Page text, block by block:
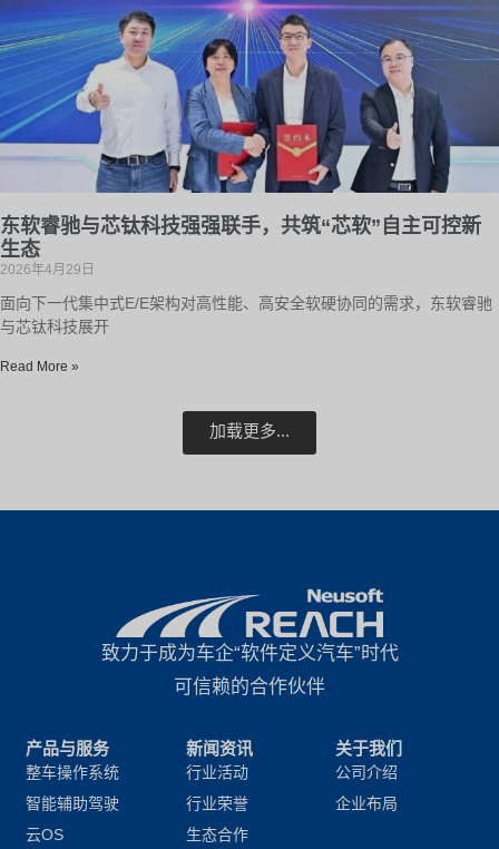
东软睿驰与芯钛科技强强联手，共筑“芯软”自主可控新
生态
2026年4月29日
面向下一代集中式E/E架构对高性能、高安全软硬协同的需求，东软睿驰
与芯钛科技展开
Read More »
加载更多...
致力于成为车企“软件定义汽车”时代
可信赖的合作伙伴
产品与服务
整车操作系统
智能辅助驾驶
云OS
新闻资讯
行业活动
行业荣誉
生态合作
关于我们
公司介绍
企业布局